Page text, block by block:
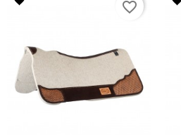
favorite_border